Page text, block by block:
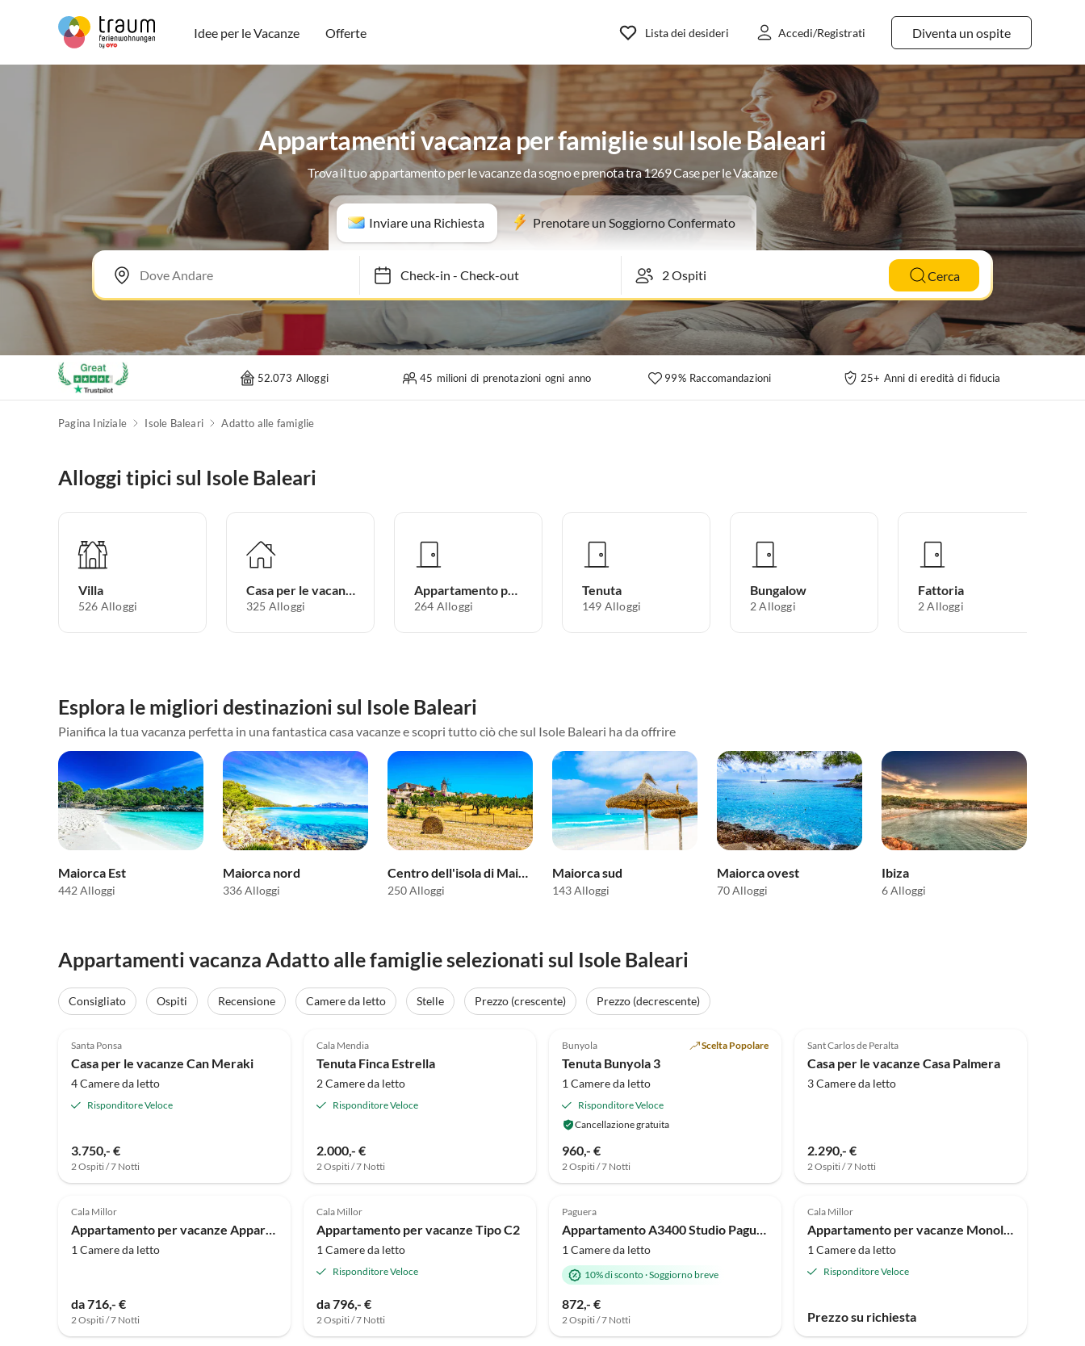
Idee per le Vacanze Offerte Diventa un ospite
Lista dei desideri Accedi/Registrati
Appartamenti vacanza per famiglie sul Isole Baleari
Trova il tuo appartamento per le vacanze da sogno e prenota tra 1269 Case per le Vacanze
Inviare una Richiesta Prenotare un Soggiorno Confermato
Check-in- Check-out Cerca
52.073 Alloggi 45 milioni di prenotazioni ogni anno 99% Raccomandazioni 25+ Anni di eredità di fiducia
Pagina Iniziale Isole Baleari Adatto alle famiglie
Alloggi tipici sul Isole Baleari
Villa
526 Alloggi
Casa per le vacanze
325 Alloggi
Appartamento per vacanze
264 Alloggi
Tenuta
149 Alloggi
Bungalow
2 Alloggi
Fattoria
2 Alloggi
Esplora le migliori destinazioni sul Isole Baleari
Pianifica la tua vacanza perfetta in una fantastica casa vacanze e scopri tutto ciò che sul Isole Baleari ha da offrire
Maiorca Est
442 Alloggi
Maiorca nord
336 Alloggi
Centro dell'isola di Maiorca
250 Alloggi
Maiorca sud
143 Alloggi
Maiorca ovest
70 Alloggi
Ibiza
6 Alloggi
Appartamenti vacanza Adatto alle famiglie selezionati sul Isole Baleari
Consigliato Ospiti Recensione Camere da letto Stelle Prezzo (crescente) Prezzo (decrescente)
Super ospite
Annuncio in
Alto
Santa Ponsa
Casa per le vacanze Can Meraki
4 Camere da letto
Risponditore Veloce
3.750,- €
2 Ospiti / 7 Notti
Annuncio in
Alto
Cala Mendia
Tenuta Finca Estrella
2 Camere da letto
Risponditore Veloce
2.000,- €
2 Ospiti / 7 Notti
Bunyola Scelta Popolare
Tenuta Bunyola 3
1 Camere da letto
Risponditore Veloce
Cancellazione gratuita
960,- €
2 Ospiti / 7 Notti
Sant Carlos de Peralta
Casa per le vacanze Casa Palmera
3 Camere da letto
2.290,- €
2 Ospiti / 7 Notti
Tour
virtuale
Alto
5.0 (1)
Cala Millor
Appartamento per vacanze Appartamento Tipo C
1 Camere da letto
da 716,- €
2 Ospiti / 7 Notti
Tour
Alto
Cala Millor
Appartamento per vacanze Tipo C2
1 Camere da letto
Risponditore Veloce
da 796,- €
2 Ospiti / 7 Notti
Alto
Paguera
Appartamento A3400 Studio Paguera
1 Camere da letto
10% di sconto·Soggiorno breve
872,- €
2 Ospiti / 7 Notti
Tour
Alto
Cala Millor
Appartamento per vacanze Monolocale tipo A
1 Camere da letto
Risponditore Veloce
Prezzo su richiesta